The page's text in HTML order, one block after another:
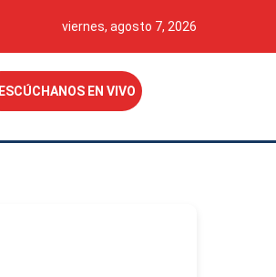
viernes, agosto 7, 2026
ESCÚCHANOS EN VIVO